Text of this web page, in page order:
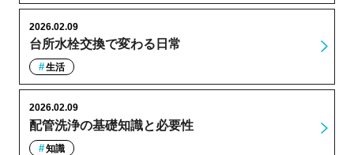
台所水栓交換で変わる日常
2026.02.09
生活
配管洗浄の基礎知識と必要性
2026.02.09
知識